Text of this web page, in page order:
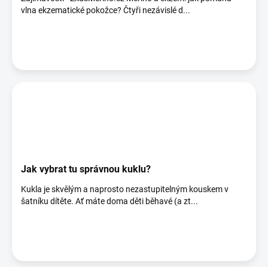
vlna ekzematické pokožce? Čtyři nezávislé d...
Jak vybrat tu správnou kuklu?
Kukla je skvělým a naprosto nezastupitelným kouskem v
šatníku dítěte. Ať máte doma děti běhavé (a zt...